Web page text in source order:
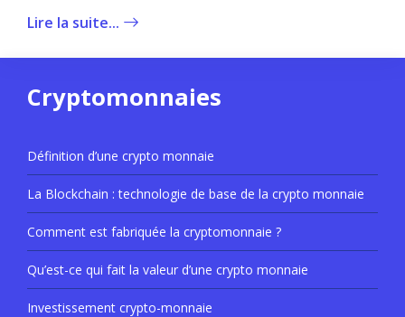
Lire la suite...
Cryptomonnaies
Définition d’une crypto monnaie
La Blockchain : technologie de base de la crypto monnaie
Comment est fabriquée la cryptomonnaie ?
Qu’est-ce qui fait la valeur d’une crypto monnaie
Investissement crypto-monnaie